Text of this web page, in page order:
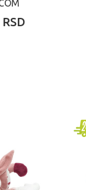
RSD